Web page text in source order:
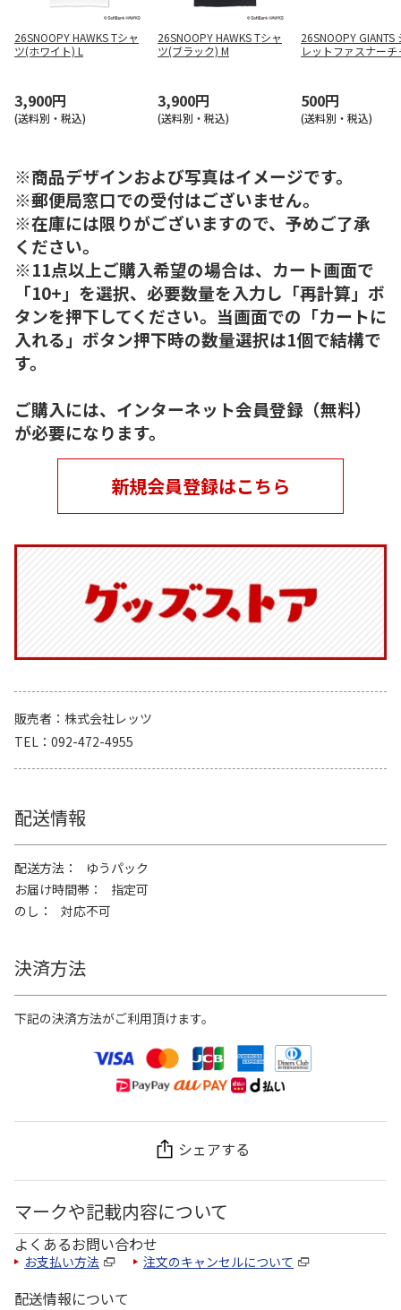
26SNOOPY HAWKS Tシャ
ツ(ホワイト) L
3,900円
(送料別・税込)
26SNOOPY HAWKS Tシャ
ツ(ブラック) M
3,900円
(送料別・税込)
26SNOOPY GIANTS
レットファスナー
500円
(送料別・税込)
※商品デザインおよび写真はイメージです。
※郵便局窓口での受付はございません。
※在庫には限りがございますので、予めご了承
ください。
※11点以上ご購入希望の場合は、カート画面で
「10+」を選択、必要数量を入力し「再計算」ボ
タンを押下してください。当画面での「カートに
入れる」ボタン押下時の数量選択は1個で結構で
す。
ご購入には、インターネット会員登録（無料）
が必要になります。
新規会員登録はこちら
販売者
株式会社レッツ
TEL
092-472-4955
配送情報
配送方法
ゆうパック
お届け時間帯
指定可
のし
対応不可
決済方法
下記の決済方法がご利用頂けます。
シェアする
マークや記載内容について
よくあるお問い合わせ
お支払い方法 注文のキャンセルについて
配送情報について